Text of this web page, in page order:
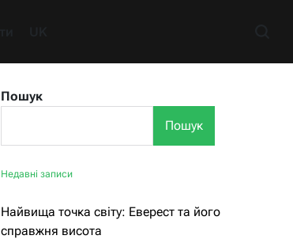
Пошук
Пошук
Недавні записи
Найвища точка світу: Еверест та його
справжня висота